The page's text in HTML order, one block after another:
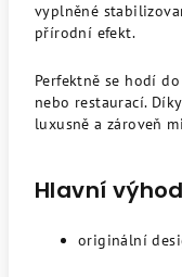
vyplněné
přírodní efekt.
Perfektně se hodí
nebo restaurací.
luxusně a zároveň
Hlavní
originální